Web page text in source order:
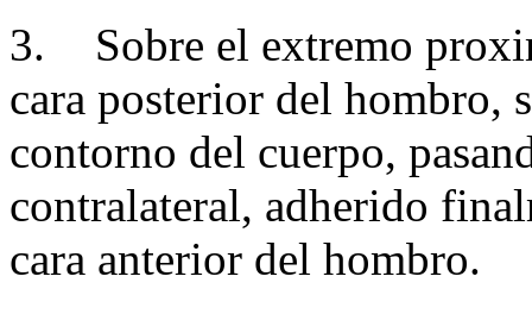
3.
Sobre el extremo
cara posterior del hombro,
contorno del cuerpo,
contralateral, adherido
cara anterior del hombro.